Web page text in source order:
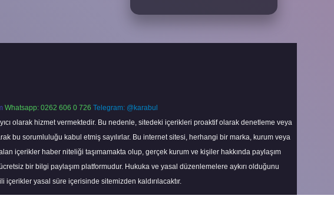
Whatsapp: 0262 606 0 726 Telegram: @karabul
olarak hizmet vermektedir. Bu nedenle, sitedeki içerikleri proaktif olarak denetleme veya
bu sorumluluğu kabul etmiş sayılırlar. Bu internet sitesi, herhangi bir marka, kurum veya
içerikler haber niteliği taşımamakta olup, gerçek kurum ve kişiler hakkında paylaşım
bir bilgi paylaşım platformudur. Hukuka ve yasal düzenlemelere aykırı olduğunu
yasal süre içerisinde sitemizden kaldırılacaktır.